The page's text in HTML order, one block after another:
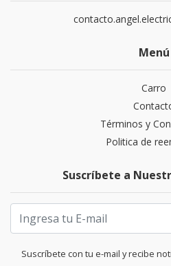
Menú
Carro
Términos y
Politica de
Suscríbete a
Suscríbete con tu e-mail y recibe